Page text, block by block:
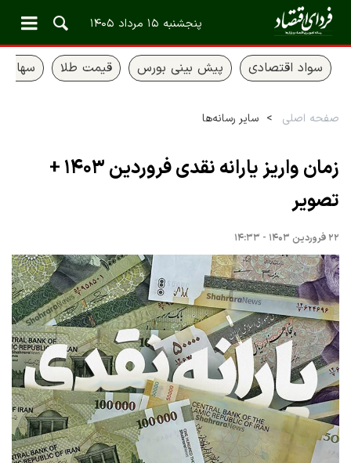
پنجشنبه ۱۵ مرداد ۱۴۰۵
سواد اقتصادی پیش بینی بورس قیمت طلا سهام
صفحه اصلی سایر رسانه‌ها
زمان واریز یارانه‌ نقدی فروردین ۱۴۰۳ +
تصویر
۲۲ فروردین ۱۴۰۳ - ۱۴:۳۳